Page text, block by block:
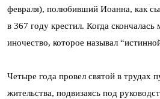
февраля), полюбивший Иоанна, как
в 367 году крестил. Когда
иночество, которое называл
Четыре года провел святой в трудах
жительства, подвизаясь под